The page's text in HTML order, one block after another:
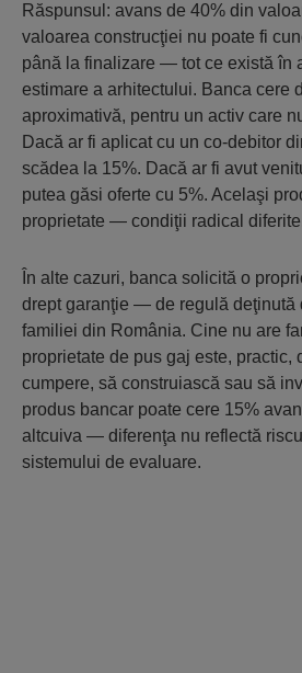
Răspunsul: avans de 40% din
valoarea construcţiei nu poate fi
până la finalizare — tot ce există în
estimare a arhitectului. Banca cere
aproximativă, pentru un activ care
Dacă ar fi aplicat cu un co-debitor
scădea la 15%. Dacă ar fi avut
putea găsi oferte cu 5%. Acelaşi
proprietate — condiţii radical
În alte cazuri, banca solicită o
drept garanţie — de regulă deţinută
familiei din România. Cine nu are
proprietate de pus gaj este, practic,
cumpere, să construiască sau să
produs bancar poate cere 15%
altcuiva — diferenţa nu reflectă
sistemului de evaluare.